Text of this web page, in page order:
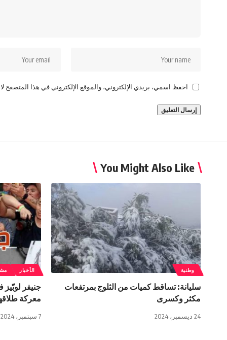
احفظ اسمي، بريدي الإلكتروني، والموقع الإلكتروني في هذا المتصفح
You Might Also Like
وطنية
سليانة: تساقط كميات من الثلوج بمرتفعات
مكثر وكسرى
24 ديسمبر، 2024
الأخبار
جنيفر
معركة
7 سبتمبر، 2024